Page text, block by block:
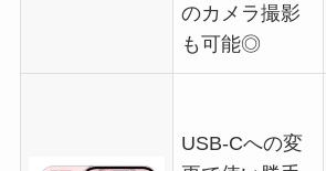
のカメラ撮影
も可能◎
USB-Cへの変